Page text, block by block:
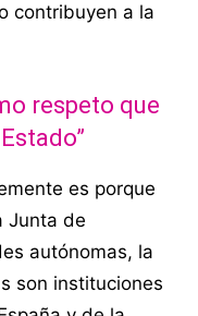
contribuyen a la
respeto que
es porque
Junta de
autónomas, la
son instituciones